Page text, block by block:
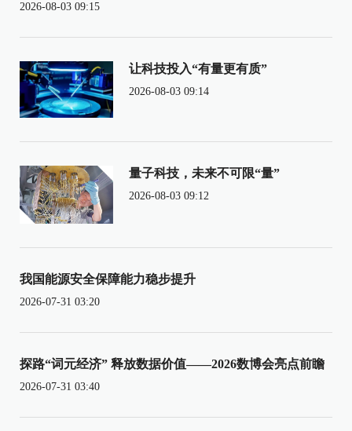
2026-08-03 09:15
让科技投入“有量更有质”
2026-08-03 09:14
量子科技，未来不可限“量”
2026-08-03 09:12
我国能源安全保障能力稳步提升
2026-07-31 03:20
探路“词元经济” 释放数据价值——2026数博会亮点前瞻
2026-07-31 03:40